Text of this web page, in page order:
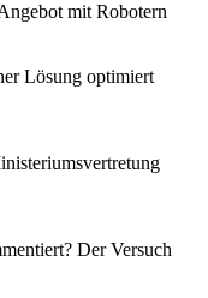
mit Robotern
Lösung optimiert
Der Versuch